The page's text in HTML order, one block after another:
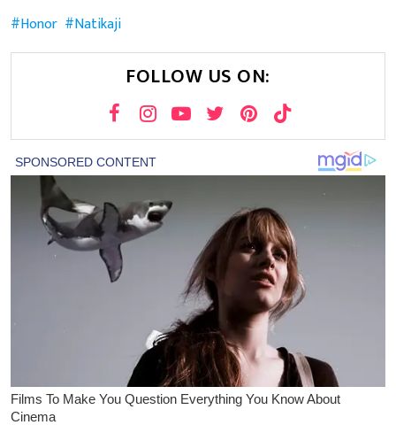
Honor Natikaji
FOLLOW US ON: